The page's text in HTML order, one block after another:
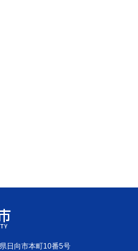
日向市本町10番5号